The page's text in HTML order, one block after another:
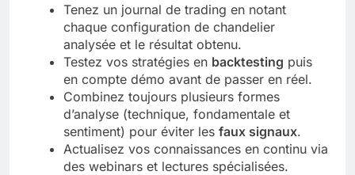
Tenez un journal de trading en notant
chaque configuration de chandelier
analysée et le résultat obtenu.
Testez vos stratégies en backtesting puis
en compte démo avant de passer en réel.
Combinez toujours plusieurs formes
d’analyse (technique, fondamentale et
sentiment) pour éviter les faux signaux.
Actualisez vos connaissances en continu via
des webinars et lectures spécialisées.